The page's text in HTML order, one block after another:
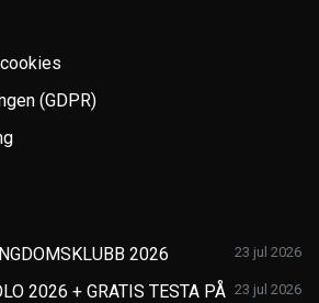
(GDPR)
2026 23 jul 2026
2026 + GRATIS TESTA PÅ 23 jul 2026